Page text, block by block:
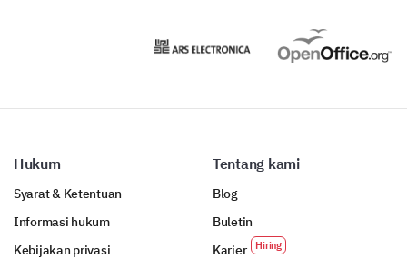
Hukum
Syarat & Ketentuan
Informasi hukum
Kebijakan privasi
Tentang kami
Blog
Buletin
Karier